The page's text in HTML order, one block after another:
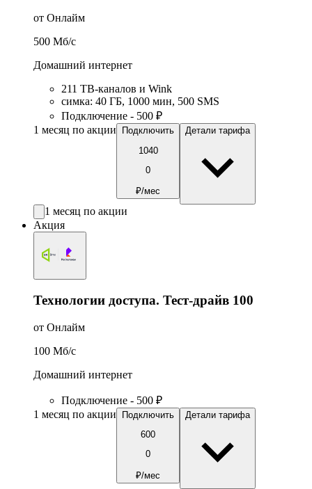
от Онлайм
500 Мб/c
Домашний интернет
211 ТВ-каналов и Wink
симка: 40 ГБ, 1000 мин, 500 SMS
Подключение - 500 ₽
1 месяц по акции
Подключить
1040
0
₽/мес
Детали тарифа
1 месяц по акции
Акция
Технологии доступа. Тест-драйв 100
от Онлайм
100 Мб/c
Домашний интернет
Подключение - 500 ₽
1 месяц по акции
Подключить
600
0
₽/мес
Детали тарифа